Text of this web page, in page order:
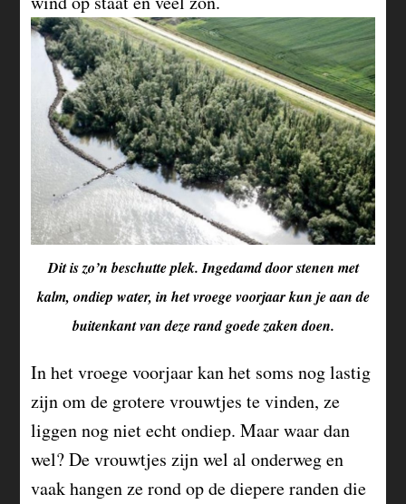
Dit is zo’n beschutte plek. Ingedamd door stenen met
kalm, ondiep water, in het vroege voorjaar kun je aan de
buitenkant van deze rand goede zaken doen.
In het vroege voorjaar kan het soms nog lastig
zijn om de grotere vrouwtjes te vinden, ze
liggen nog niet echt ondiep. Maar waar dan
wel? De vrouwtjes zijn wel al onderweg en
vaak hangen ze rond op de diepere randen die